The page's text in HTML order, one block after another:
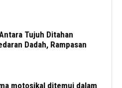
Tujuh Ditahan
Dadah, Rampasan
motosikal ditemui dalam